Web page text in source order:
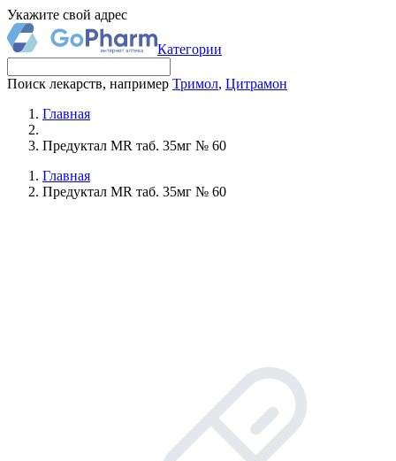
Укажите свой адрес
Категории
Поиск лекарств, например Тримол, Цитрамон
Главная
Предуктал MR таб. 35мг № 60
Главная
Предуктал MR таб. 35мг № 60